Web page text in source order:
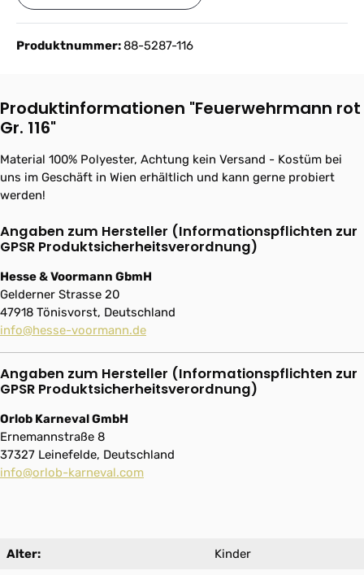
Produktnummer:88-5287-116
Produktinformationen "Feuerwehrmann rot
Gr. 116"
Material 100% Polyester, Achtung kein Versand - Kostüm bei
uns im Geschäft in Wien erhältlich und kann gerne probiert
werden!
Angaben zum Hersteller (Informationspflichten zur
GPSR Produktsicherheitsverordnung)
Hesse & Voormann GbmH
Gelderner Strasse 20
47918 Tönisvorst, Deutschland
info@hesse-voormann.de
Angaben zum Hersteller (Informationspflichten zur
GPSR Produktsicherheitsverordnung)
Orlob Karneval GmbH
Ernemannstraße 8
37327 Leinefelde, Deutschland
info@orlob-karneval.com
Alter: Kinder